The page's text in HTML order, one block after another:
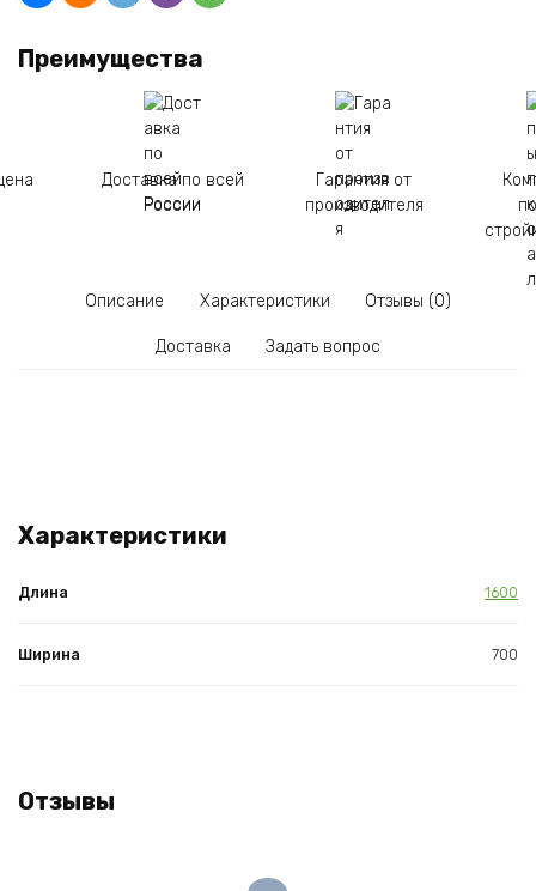
м
0,7
Преимущества
Доставка по всей
России
Гарантия от
производителя
Описание Характеристики Отзывы (0)
Доставка Задать вопрос
Характеристики
Длина 1600
Ширина 700
Отзывы